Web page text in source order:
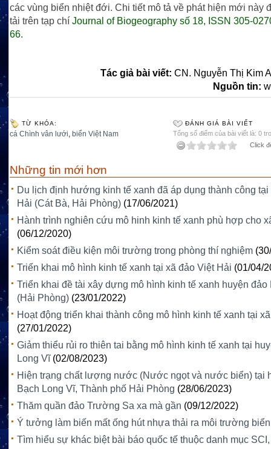
các vùng biển nhiệt đới. Chi tiết mô tả về phát hiện mới này
tải trên tạp chí Journal of Biogeography số 18, ISSN 305-
66.
Tác giả bài viết: CN. Nguyễn Thị Kim
Nguồn tin:
TỪ KHÓA:
cá Chình vân lưới, biển Việt Nam
ĐÁNH GIÁ BÀI VIẾT
Tổng số điểm của bài viết là: 0
Click
Những tin mới hơn
Du lịch định hướng kinh tế xanh đã áp dụng thành công tại
Hải (Cát Bà, Hải Phòng) (17/06/2021)
Hành trình nghiên cứu mô hinh kinh tế xanh phù hợp cho
(06/12/2020)
Kiểm soát điều kiện môi trường trong phòng thí nghiệm
Triển khai mô hình kinh tế xanh tại xã đảo Việt Hải (01/04/
Triển khai đề tài xây dựng mô hình kinh tế xanh huyện đảo
(Hải Phòng) (23/01/2022)
Hoạt động triển khai thành công mô hình kinh tế xanh tại
(27/01/2022)
Giảm thiểu rủi ro thiên tai bằng mô hình kinh tế xanh tại
Long Vĩ (02/08/2023)
Hiện trạng chất lượng nước (Nước ngọt và nước biển) tại
Bạch Long Vĩ, Thành phố Hải Phòng (28/06/2023)
Thăm quần đảo Trường Sa xa mà gần (09/12/2022)
Ý tưởng làm biến mất ống hút nhựa thải ra môi trường biển
Tìm hiểu sự khác biệt bài báo quốc tế thuộc danh mục